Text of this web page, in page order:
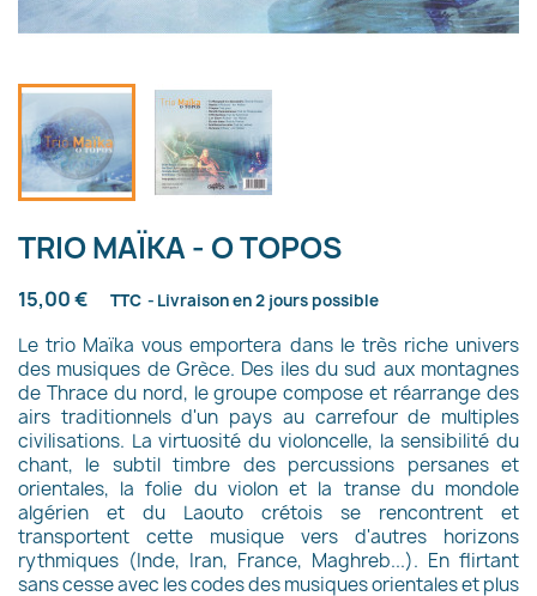
TRIO MAÏKA - O TOPOS
15,00 € TTC Livraison en 2 jours possible
Le trio Maïka vous emportera dans le très riche univers
des musiques de Grèce. Des iles du sud aux montagnes
de Thrace du nord, le groupe compose et réarrange des
airs traditionnels d'un pays au carrefour de multiples
civilisations. La virtuosité du violoncelle, la sensibilité du
chant, le subtil timbre des percussions persanes et
orientales, la folie du violon et la transe du mondole
algérien et du Laouto crétois se rencontrent et
transportent cette musique vers d'autres horizons
rythmiques (Inde, Iran, France, Maghreb...). En flirtant
sans cesse avec les codes des musiques orientales et plus